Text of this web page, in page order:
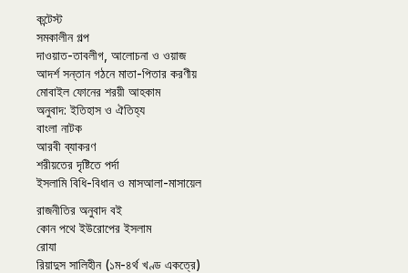
কন্টেস্ট
সমকালীন গল্প
দাওয়াত-তাবলীগ, আলোচনা ও ওয়াজ
আদর্শ সন্তান গঠনে মাতা-পিতার করণীয়
মোবাইল ফোনের শরয়ী আহকাম
অনুবাদ: ইতিহাস ও ঐতিহ্য
বাংলা নাটক
আরবী ব্যাকরণ
শরীয়তের দৃষ্টিতে পর্দা
ইসলামি বিধি-বিধান ও মাসআলা-মাসায়েল
রাজনীতির অনুবাদ বই
কোন পথে ইউরোপের ইসলাম
রোযা
রিয়াদুস সালিহীন (১ম-৪র্থ খণ্ড একত্রে)